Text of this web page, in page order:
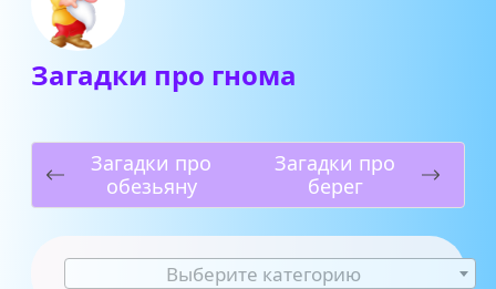
Загадки про гнома
Загадки про
обезьяну
Загадки про
берег
Выберите категорию